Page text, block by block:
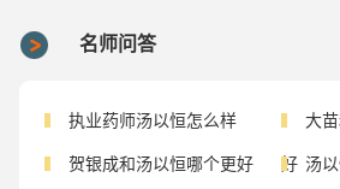
过，硬是在考前两小时囫囵吞枣大致
名师问答
执业药师汤以恒怎么样 大
好
贺银成和汤以恒哪个更好 汤